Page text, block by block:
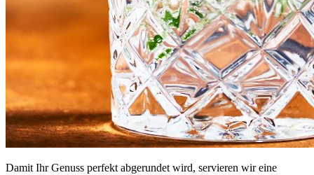
Damit Ihr Genuss perfekt abgerundet wird, servieren wir eine